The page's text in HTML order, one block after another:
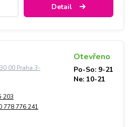
Detail
00 Praha 3-
Otevřeno
Po-So: 9-21
Ne: 10-21
203
778 776 241